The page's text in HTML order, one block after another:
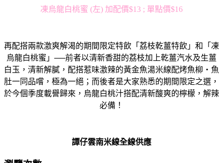
凍烏龍白桃蜜 (左) 加配價$13 ; 單點價$16
再配搭兩款激爽解渴的期間限定特飲「荔枝乾薑特飲」和「凍
烏龍白桃蜜」──前者以清新香甜的荔枝加上乾薑汽水及生薑
白玉，清新解膩，配搭惹味激辣的黃金魚湯米線配烤魚柳‧魚
肚一同品嚐，極為一絕；而後者是大家熟悉的期間限定之選，
於今個季度載譽歸來，烏龍白桃汁搭配清新酸爽的檸檬，解辣
必備！
譚仔雲南米線全線供應